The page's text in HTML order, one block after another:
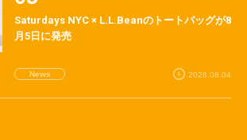
Saturdays NYC × L.L.Beanのトートバッグが8
月5日に発売
News 2026.08.04